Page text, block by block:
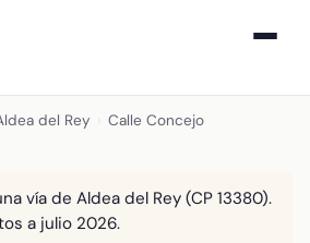
del Rey Calle Concejo
vía de Aldea del Rey (CP 13380).
a julio 2026.